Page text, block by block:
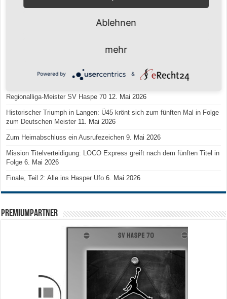
Senioren-Training in den Sommerferien – wir bleiben fit! 17. Juli 2026
Schuljahr geschafft – Sommerferien, wir kommen!
Reise nach Berlin – 4 Talente aus Hagener Vereinen mit dem WBV
Saison 2026/2027 Trainingszeiten Jugend 15. Mai 2026
Regionalliga-Meister SV Haspe 70 12. Mai 2026
Historischer Triumph in Langen: Ü45 krönt sich zum fünften Mal in Folge
zum Deutschen Meister 11. Mai 2026
Zum Heimabschluss ein Ausrufezeichen 9. Mai 2026
Mission Titelverteidigung: LOCO Express greift nach dem fünften Titel in
Folge 6. Mai 2026
Finale, Teil 2: Alle ins Hasper Ufo 6. Mai 2026
PREMIUMPARTNER
Ablehnen
mehr
Powered by &